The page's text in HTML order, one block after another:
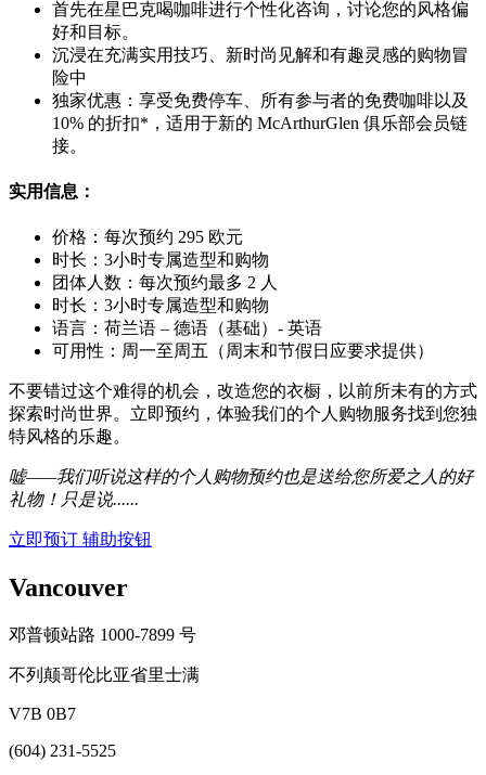
首先在星巴克喝咖啡进行个性化咨询，讨论您的风格偏
好和目标。
沉浸在充满实用技巧、新时尚见解和有趣灵感的购物冒
险中
独家优惠：享受免费停车、所有参与者的免费咖啡以及
10% 的折扣*，适用于新的 McArthurGlen 俱乐部会员链
接。
实用信息：
价格：每次预约 295 欧元
时长：3小时专属造型和购物
团体人数：每次预约最多 2 人
时长：3小时专属造型和购物
语言：荷兰语 – 德语（基础）- 英语
可用性：周一至周五（周末和节假日应要求提供）
不要错过这个难得的机会，改造您的衣橱，以前所未有的方式
探索时尚世界。立即预约，体验我们的个人购物服务找到您独
特风格的乐趣。
嘘——我们听说这样的个人购物预约也是送给您所爱之人的好
礼物！只是说......
立即预订 辅助按钮
Vancouver
邓普顿站路 1000-7899 号
不列颠哥伦比亚省里士满
V7B 0B7
(604) 231-5525